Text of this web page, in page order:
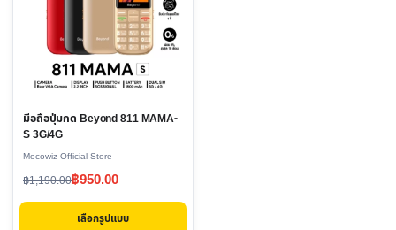
มือถือปุ่มกด Beyond 811 MAMA-
S 3G/4G
Mocowiz Official Store
฿1,190.00
Original
price
฿950.00
Current
price
เลือกรูปแบบ
multiple
variants.
options
be
chosen
on
the